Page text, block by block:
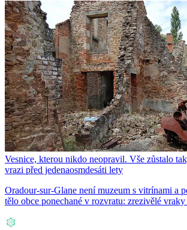
Vesnice, kterou nikdo neopravil. Vše zůstalo
vrazi před jedenaosmdesáti lety
Oradour-sur-Glane není muzeum s vitrínami a
tělo obce ponechané v rozvratu: zrezivělé